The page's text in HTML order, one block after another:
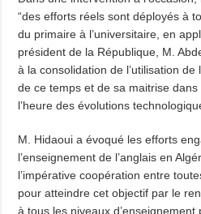
“des efforts réels sont déployés à
du primaire à l’universitaire, en
président de la République, M.
à la consolidation de l’utilisation de
de ce temps et de sa maitrise
l’heure des évolutions
M. Hidaoui a évoqué les efforts
l’enseignement de l’anglais en
l’impérative coopération entre
pour atteindre cet objectif par le
à tous les niveaux